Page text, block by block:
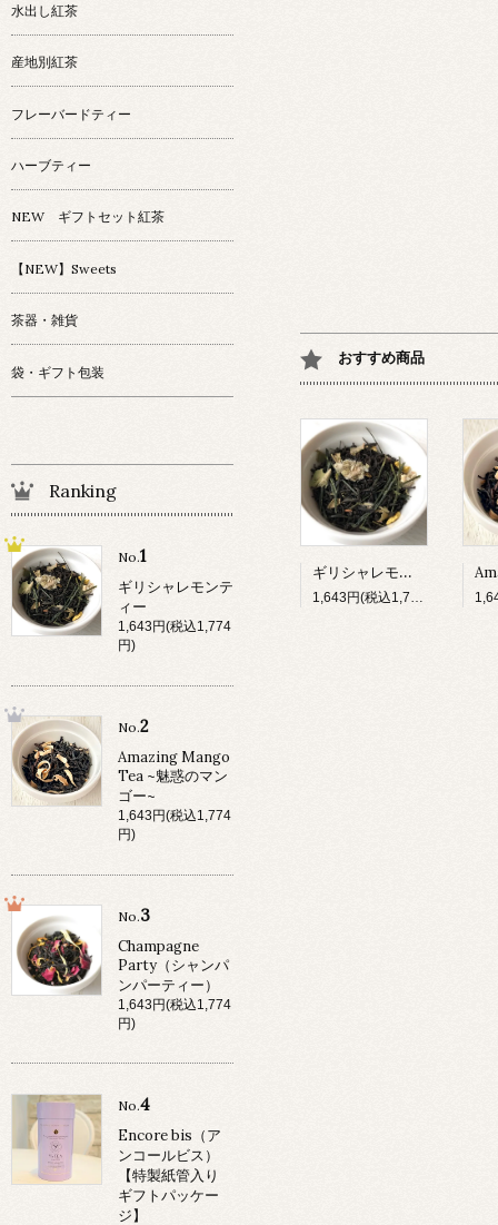
おすすめ商品
ギリシャレモンティー
1,643円(税込1,774円)
水出し紅茶
産地別紅茶
フレーバードティー
ハーブティー
NEW ギフトセット紅茶
【NEW】Sweets
茶器・雑貨
袋・ギフト包装
Ranking
No.1
ギリシャレモンテ
ィー
1,643円(税込1,774
円)
No.2
Amazing Mango
Tea ~魅惑のマン
ゴー~
1,643円(税込1,774
円)
No.3
Champagne
Party（シャンパ
ンパーティー）
1,643円(税込1,774
円)
No.4
Encore bis（ア
ンコールビス）
【特製紙管入り
ギフトパッケー
ジ】